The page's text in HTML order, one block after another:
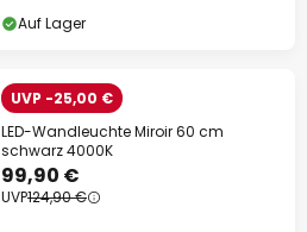
Auf Lager
UVP -25,00 €
LED-Wandleuchte Miroir 60 cm
schwarz 4000K
99,90 €
UVP124,90 €